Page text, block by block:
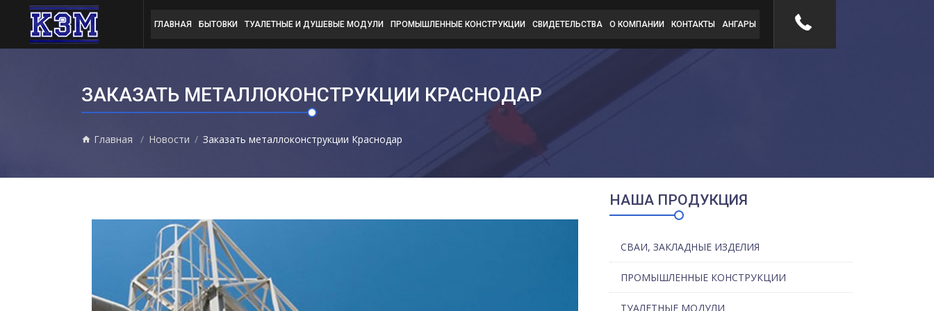
ГЛАВНАЯ БЫТОВКИ ТУАЛЕТНЫЕ И ДУШЕВЫЕ МОДУЛИ ПРОМЫШЛЕННЫЕ КОНСТРУКЦИИ СВИДЕТЕЛЬСТВА О КОМПАНИИ КОНТАКТЫ АНГАРЫ
ЗАКАЗАТЬ МЕТАЛЛОКОНСТРУКЦИИ КРАСНОДАР
Главная Новости Заказать металлоконструкции Краснодар
НАША ПРОДУКЦИЯ
СВАИ, ЗАКЛАДНЫЕ ИЗДЕЛИЯ
ПРОМЫШЛЕННЫЕ КОНСТРУКЦИИ
ТУАЛЕТНЫЕ МОДУЛИ